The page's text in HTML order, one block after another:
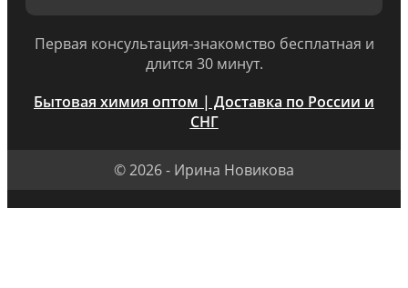
Первая консультация-знакомство бесплатная и
длится 30 минут.
Бытовая химия оптом | Доставка по России и
СНГ
© 2026 - Ирина Новикова